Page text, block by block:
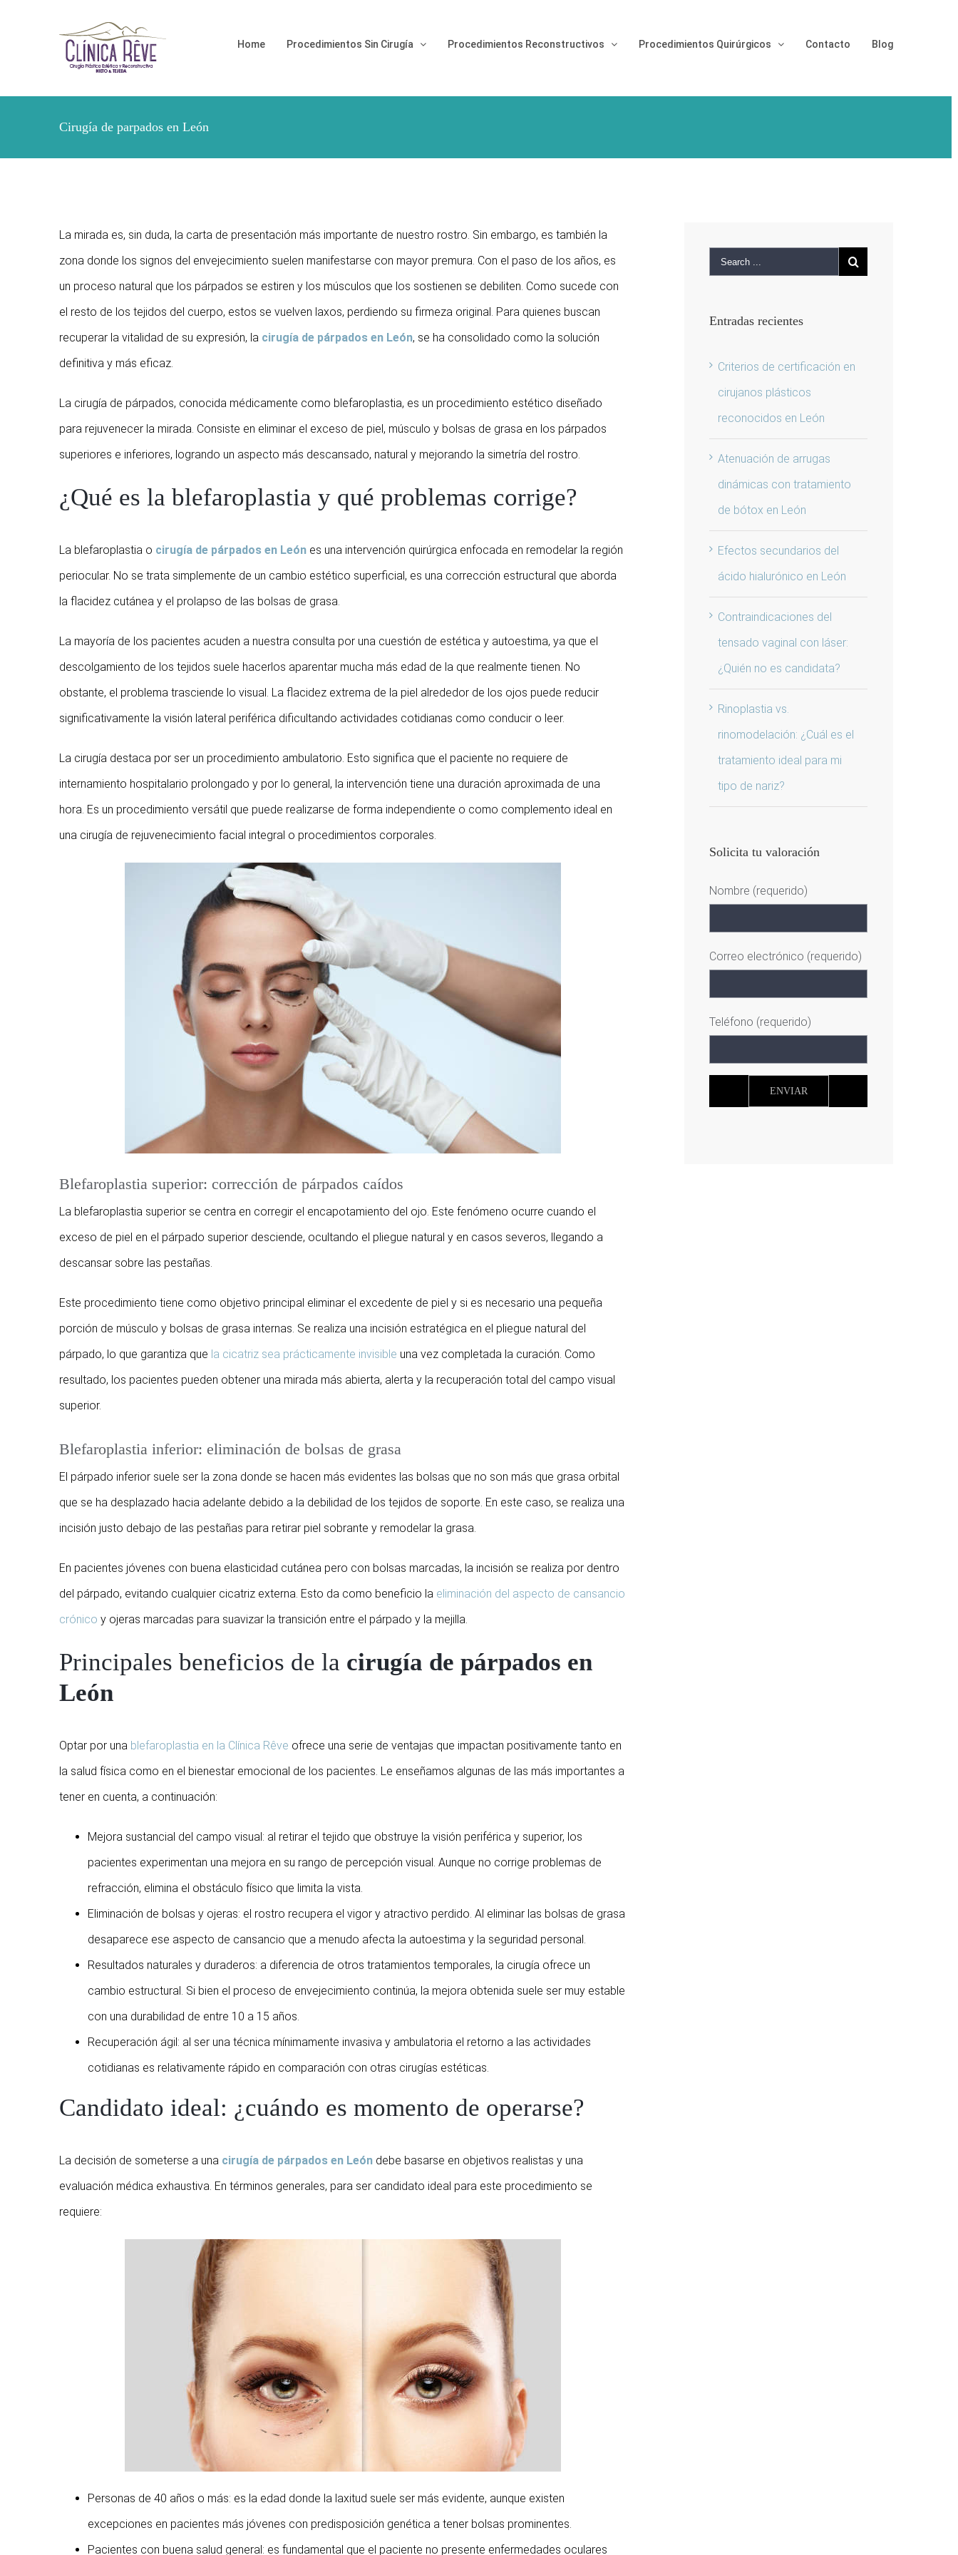
Home Procedimientos Sin Cirugía Procedimientos Reconstructivos Procedimientos Quirúrgicos Contacto Blog
Cirugía de parpados en León
La mirada es, sin duda, la carta de presentación más importante de nuestro rostro. Sin embargo, es también la
zona donde los signos del envejecimiento suelen manifestarse con mayor premura. Con el paso de los años, es
un proceso natural que los párpados se estiren y los músculos que los sostienen se debiliten. Como sucede con
el resto de los tejidos del cuerpo, estos se vuelven laxos, perdiendo su firmeza original. Para quienes buscan
recuperar la vitalidad de su expresión, la cirugía de párpados en León, se ha consolidado como la solución
definitiva y más eficaz.
La cirugía de párpados, conocida médicamente como blefaroplastia, es un procedimiento estético diseñado
para rejuvenecer la mirada. Consiste en eliminar el exceso de piel, músculo y bolsas de grasa en los párpados
superiores e inferiores, logrando un aspecto más descansado, natural y mejorando la simetría del rostro.
¿Qué es la blefaroplastia y qué problemas corrige?
La blefaroplastia o cirugía de párpados en Leónes una intervención quirúrgica enfocada en remodelar la región
periocular. No se trata simplemente de un cambio estético superficial, es una corrección estructural que aborda
la flacidez cutánea y el prolapso de las bolsas de grasa.
La mayoría de los pacientes acuden a nuestra consulta por una cuestión de estética y autoestima, ya que el
descolgamiento de los tejidos suele hacerlos aparentar mucha más edad de la que realmente tienen. No
obstante, el problema trasciende lo visual. La flacidez extrema de la piel alrededor de los ojos puede reducir
significativamente la visión lateral periférica dificultando actividades cotidianas como conducir o leer.
La cirugía destaca por ser un procedimiento ambulatorio. Esto significa que el paciente no requiere de
internamiento hospitalario prolongado y por lo general, la intervención tiene una duración aproximada de una
hora. Es un procedimiento versátil que puede realizarse de forma independiente o como complemento ideal en
una cirugía de rejuvenecimiento facial integral o procedimientos corporales.
Blefaroplastia superior: corrección de párpados caídos
La blefaroplastia superior se centra en corregir el encapotamiento del ojo. Este fenómeno ocurre cuando el
exceso de piel en el párpado superior desciende, ocultando el pliegue natural y en casos severos, llegando a
descansar sobre las pestañas.
Este procedimiento tiene como objetivo principal eliminar el excedente de piel y si es necesario una pequeña
porción de músculo y bolsas de grasa internas. Se realiza una incisión estratégica en el pliegue natural del
párpado, lo que garantiza que la cicatriz sea prácticamente invisible una vez completada la curación. Como
resultado, los pacientes pueden obtener una mirada más abierta, alerta y la recuperación total del campo visual
superior.
Blefaroplastia inferior: eliminación de bolsas de grasa
El párpado inferior suele ser la zona donde se hacen más evidentes las bolsas que no son más que grasa orbital
que se ha desplazado hacia adelante debido a la debilidad de los tejidos de soporte. En este caso, se realiza una
incisión justo debajo de las pestañas para retirar piel sobrante y remodelar la grasa.
En pacientes jóvenes con buena elasticidad cutánea pero con bolsas marcadas, la incisión se realiza por dentro
del párpado, evitando cualquier cicatriz externa. Esto da como beneficio la eliminación del aspecto de cansancio
crónico y ojeras marcadas para suavizar la transición entre el párpado y la mejilla.
Principales beneficios de la cirugía de párpados en
León
Optar por una blefaroplastia en la Clínica Rêve ofrece una serie de ventajas que impactan positivamente tanto en
la salud física como en el bienestar emocional de los pacientes. Le enseñamos algunas de las más importantes a
tener en cuenta, a continuación:
Mejora sustancial del campo visual: al retirar el tejido que obstruye la visión periférica y superior, los
pacientes experimentan una mejora en su rango de percepción visual. Aunque no corrige problemas de
refracción, elimina el obstáculo físico que limita la vista.
Eliminación de bolsas y ojeras: el rostro recupera el vigor y atractivo perdido. Al eliminar las bolsas de grasa
desaparece ese aspecto de cansancio que a menudo afecta la autoestima y la seguridad personal.
Resultados naturales y duraderos: a diferencia de otros tratamientos temporales, la cirugía ofrece un
cambio estructural. Si bien el proceso de envejecimiento continúa, la mejora obtenida suele ser muy estable
con una durabilidad de entre 10 a 15 años.
Recuperación ágil: al ser una técnica mínimamente invasiva y ambulatoria el retorno a las actividades
cotidianas es relativamente rápido en comparación con otras cirugías estéticas.
Candidato ideal: ¿cuándo es momento de operarse?
La decisión de someterse a una cirugía de párpados en Leóndebe basarse en objetivos realistas y una
evaluación médica exhaustiva. En términos generales, para ser candidato ideal para este procedimiento se
requiere:
Personas de 40 años o más: es la edad donde la laxitud suele ser más evidente, aunque existen
excepciones en pacientes más jóvenes con predisposición genética a tener bolsas prominentes.
Pacientes con buena salud general: es fundamental que el paciente no presente enfermedades oculares
Entradas recientes
Criterios de certificación en
cirujanos plásticos
reconocidos en León
Atenuación de arrugas
dinámicas con tratamiento
de bótox en León
Efectos secundarios del
ácido hialurónico en León
Contraindicaciones del
tensado vaginal con láser:
¿Quién no es candidata?
Rinoplastia vs.
rinomodelación: ¿Cuál es el
tratamiento ideal para mi
tipo de nariz?
Solicita tu valoración
Nombre (requerido)
Correo electrónico (requerido)
Teléfono (requerido)